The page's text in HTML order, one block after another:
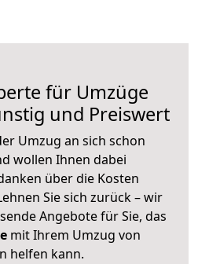
für Umzüge
und Preiswert
Umzug an sich schon
wollen Ihnen dabei
über die Kosten
Sie sich zurück – wir
Angebote für Sie, das
mit Ihrem Umzug von
helfen kann.